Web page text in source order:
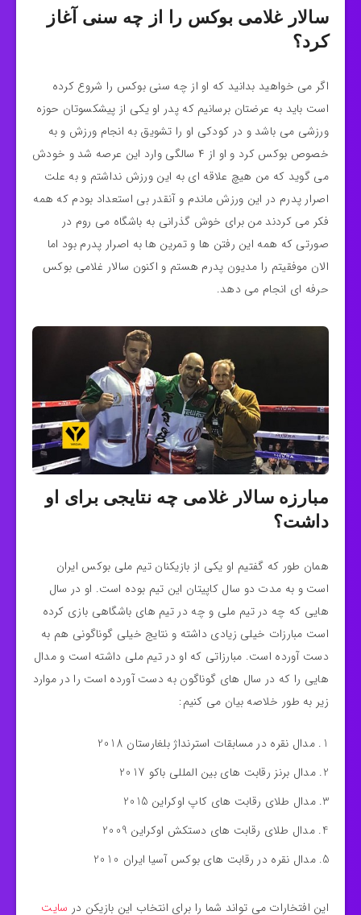
سالار غلامی بوکس را از چه سنی آغاز
کرد؟
اگر می خواهید بدانید که او از چه سنی بوکس را شروع کرده
است باید به عرضتان برسانیم که پدر او یکی از پیشکسوتان حوزه
ورزشی می باشد و در کودکی او را تشویق به انجام ورزش و به
خصوص بوکس کرد و او از ۴ سالگی وارد این عرصه شد و خودش
می‌ گوید که من هیچ علاقه‌ ای به این ورزش نداشتم و به علت
اصرار پدرم در این ورزش ماندم و آنقدر بی استعداد بودم که همه
فکر می کردند من برای خوش گذرانی به باشگاه می روم در
صورتی که همه این رفتن ها و تمرین ها به اصرار پدرم بود اما
الان موفقیتم را مدیون پدرم هستم و اکنون سالار غلامی بوکس
حرفه ای انجام می دهد.
مبارزه سالار غلامی چه نتایجی برای او
داشت؟
همان طور که گفتیم او یکی از بازیکنان تیم ملی بوکس ایران
است و به مدت دو سال کاپیتان این تیم بوده است. او در سال
هایی که چه در تیم ملی و چه در تیم‌ های باشگاهی بازی کرده
است مبارزات خیلی زیادی داشته و نتایج خیلی گوناگونی هم به
دست آورده است. مبارزاتی که او در تیم ملی داشته است و مدال
هایی را که در سال های گوناگون به دست آورده است را در موارد
زیر به طور خلاصه بیان می کنیم:
مدال نقره در مسابقات استرنداژ بلغارستان 2018
مدال برنز رقابت های بین المللی باکو 2017
مدال طلای رقابت های کاپ اوکراین 2015
مدال طلای رقابت های دستکش اوکراین 2009
مدال نقره در رقابت های بوکس آسیا ایران 2010
این افتخارات می تواند شما را برای انتخاب این بازیکن در سایت